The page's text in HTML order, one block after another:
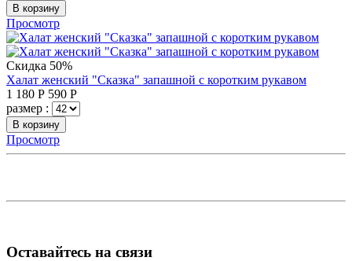
В корзину
Просмотр
Скидка 50%
Халат женский "Сказка" запашной с коротким рукавом
1 180 Р 590 Р
размер :
В корзину
Просмотр
Оставайтесь на связи